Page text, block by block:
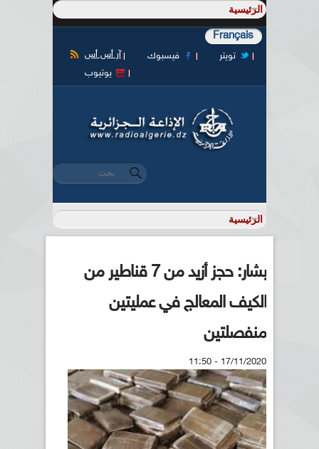
Français
آر أس أس فيسبوك
تويتر
يوتيوب
استمارة البحث
‏بحث ‏
بشار: حجز أزيد من 7 قناطير من
الكيف المعالج في عمليتين
منفصلتين
17/11/2020 - 11:50